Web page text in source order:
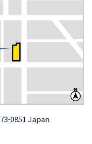
0851 Japan